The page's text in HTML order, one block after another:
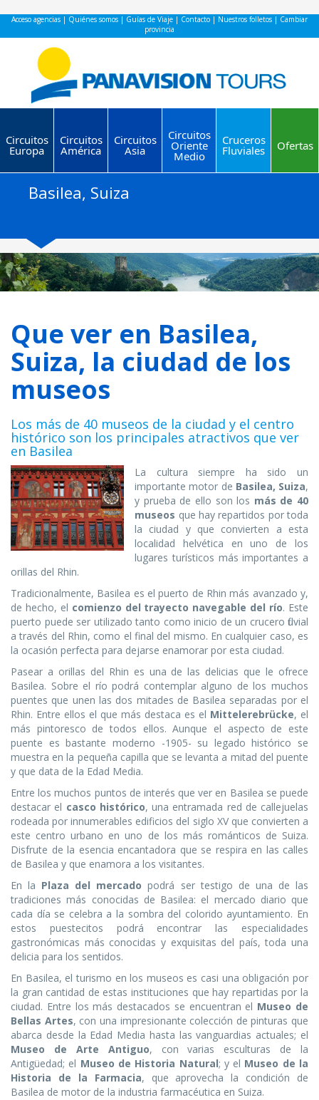
Acceso agencias | Quiénes somos | Guías de Viaje | Contacto | Nuestros folletos | Cambiar
provincia
Circuitos
Europa
Circuitos
América
Circuitos
Asia
Circuitos
Oriente
Medio
Cruceros
Fluviales Ofertas
Basilea, Suiza
Que ver en Basilea,
Suiza, la ciudad de los
museos
Los más de 40 museos de la ciudad y el centro
histórico son los principales atractivos que ver
en Basilea
La cultura siempre ha sido un
importante motor de Basilea, Suiza,
y prueba de ello son los más de 40
museos que hay repartidos por toda
la ciudad y que convierten a esta
localidad helvética en uno de los
lugares turísticos más importantes a
orillas del Rhin.
Tradicionalmente, Basilea es el puerto de Rhin más avanzado y,
de hecho, el comienzo del trayecto navegable del río. Este
puerto puede ser utilizado tanto como inicio de un crucero fluvial
a través del Rhin, como el final del mismo. En cualquier caso, es
la ocasión perfecta para dejarse enamorar por esta ciudad.
Pasear a orillas del Rhin es una de las delicias que le ofrece
Basilea. Sobre el río podrá contemplar alguno de los muchos
puentes que unen las dos mitades de Basilea separadas por el
Rhin. Entre ellos el que más destaca es el Mittelerebrücke, el
más pintoresco de todos ellos. Aunque el aspecto de este
puente es bastante moderno -1905- su legado histórico se
muestra en la pequeña capilla que se levanta a mitad del puente
y que data de la Edad Media.
Entre los muchos puntos de interés que ver en Basilea se puede
destacar el casco histórico, una entramada red de callejuelas
rodeada por innumerables edificios del siglo XV que convierten a
este centro urbano en uno de los más románticos de Suiza.
Disfrute de la esencia encantadora que se respira en las calles
de Basilea y que enamora a los visitantes.
En la Plaza del mercado podrá ser testigo de una de las
tradiciones más conocidas de Basilea: el mercado diario que
cada día se celebra a la sombra del colorido ayuntamiento. En
estos puestecitos podrá encontrar las especialidades
gastronómicas más conocidas y exquisitas del país, toda una
delicia para los sentidos.
En Basilea, el turismo en los museos es casi una obligación por
la gran cantidad de estas instituciones que hay repartidas por la
ciudad. Entre los más destacados se encuentran el Museo de
Bellas Artes, con una impresionante colección de pinturas que
abarca desde la Edad Media hasta las vanguardias actuales; el
Museo de Arte Antiguo, con varias esculturas de la
Antigüedad; el Museo de Historia Natural; y el Museo de la
Historia de la Farmacia, que aprovecha la condición de
Basilea de motor de la industria farmacéutica en Suiza.